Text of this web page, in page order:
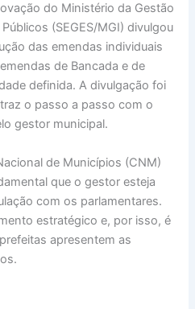
do Ministério da Gestão
(SEGES/MGI) divulgou
das emendas individuais
de Bancada e de
definida. A divulgação foi
o passo a passo com o
gestor municipal.
de Municípios (CNM)
que o gestor esteja
com os parlamentares.
estratégico e, por isso, é
apresentem as